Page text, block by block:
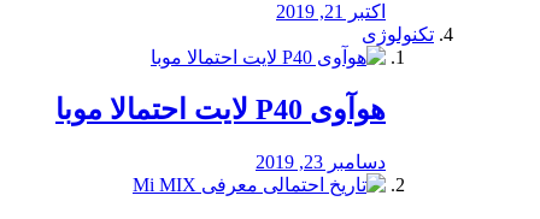
اکتبر 21, 2019
تکنولوژی
هوآوی P40 لایت احتمالا موبا
دسامبر 23, 2019